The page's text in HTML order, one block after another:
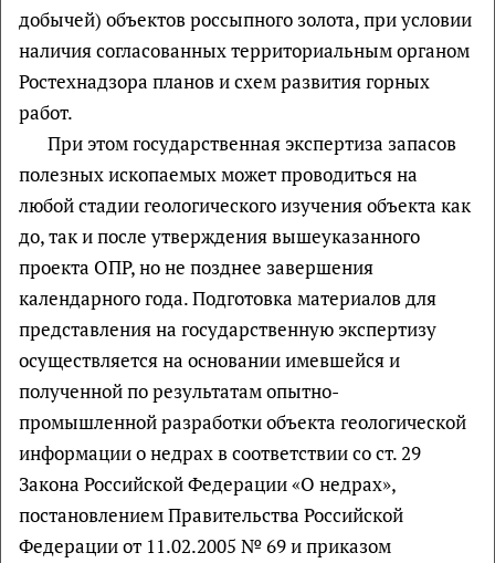
добычей) объектов россыпного золота, при условии
наличия согласованных территориальным органом
Ростехнадзора планов и схем развития горных
работ.
При этом государственная экспертиза запасов
полезных ископаемых может проводиться на
любой стадии геологического изучения объекта как
до, так и после утверждения вышеуказанного
проекта ОПР, но не позднее завершения
календарного года. Подготовка материалов для
представления на государственную экспертизу
осуществляется на основании имевшейся и
полученной по результатам опытно-
промышленной разработки объекта геологической
информации о недрах в соответствии со ст. 29
Закона Российской Федерации «О недрах»,
постановлением Правительства Российской
Федерации от 11.02.2005 № 69 и приказом